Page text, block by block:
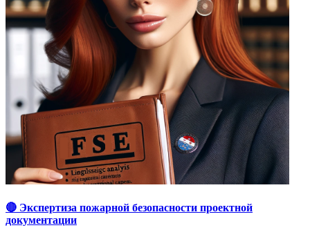
🔴 Экспертиза пожарной безопасности проектной
документации